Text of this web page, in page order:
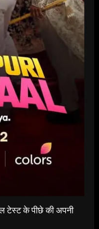
टेस्ट के पीछे की अपनी